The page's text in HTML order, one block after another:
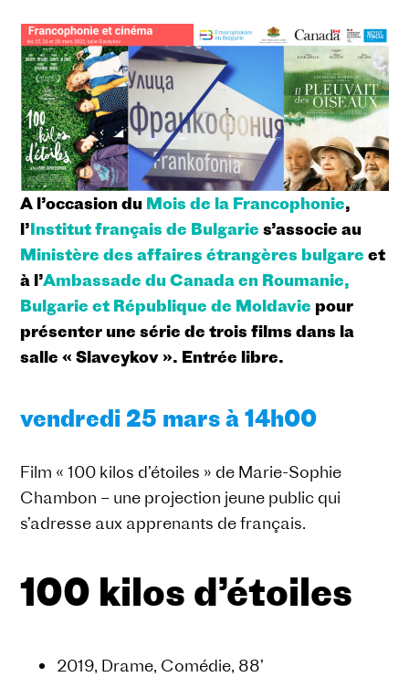
A l’occasion du Mois de la Francophonie,
l’Institut français de Bulgarie s’associe au
Ministère des affaires étrangères bulgareet
à l’Ambassade du Canada en Roumanie,
Bulgarie et République de Moldavie pour
présenter une série de trois films dans la
salle « Slaveykov ». Entrée libre.
vendredi 25 mars à 14h00
Film « 100 kilos d’étoiles » de Marie-Sophie
Chambon – une projection jeune public qui
s’adresse aux apprenants de français.
100 kilos d’étoiles
2019, Drame, Comédie, 88’